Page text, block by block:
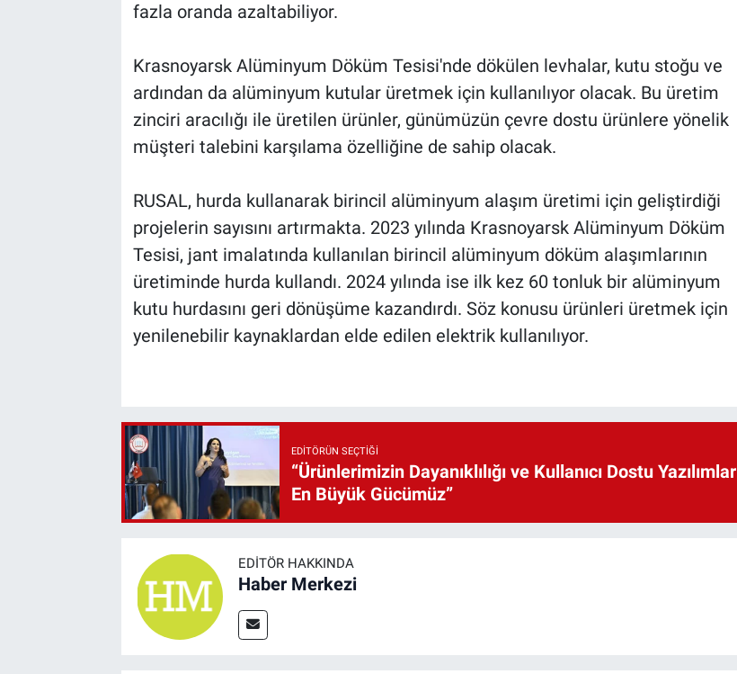
fazla oranda azaltabiliyor.
Krasnoyarsk Alüminyum Döküm Tesisi'nde dökülen levhalar, kutu stoğu ve
ardından da alüminyum kutular üretmek için kullanılıyor olacak. Bu üretim
zinciri aracılığı ile üretilen ürünler, günümüzün çevre dostu ürünlere yönelik
müşteri talebini karşılama özelliğine de sahip olacak.
RUSAL, hurda kullanarak birincil alüminyum alaşım üretimi için geliştirdiği
projelerin sayısını artırmakta. 2023 yılında Krasnoyarsk Alüminyum Döküm
Tesisi, jant imalatında kullanılan birincil alüminyum döküm alaşımlarının
üretiminde hurda kullandı. 2024 yılında ise ilk kez 60 tonluk bir alüminyum
kutu hurdasını geri dönüşüme kazandırdı. Söz konusu ürünleri üretmek için
yenilenebilir kaynaklardan elde edilen elektrik kullanılıyor.
EDITÖRÜN SEÇTIĞI
“Ürünlerimizin Dayanıklılığı ve Kullanıcı Dostu Yazılımlar
En Büyük Gücümüz”
EDITÖR HAKKINDA
Haber Merkezi